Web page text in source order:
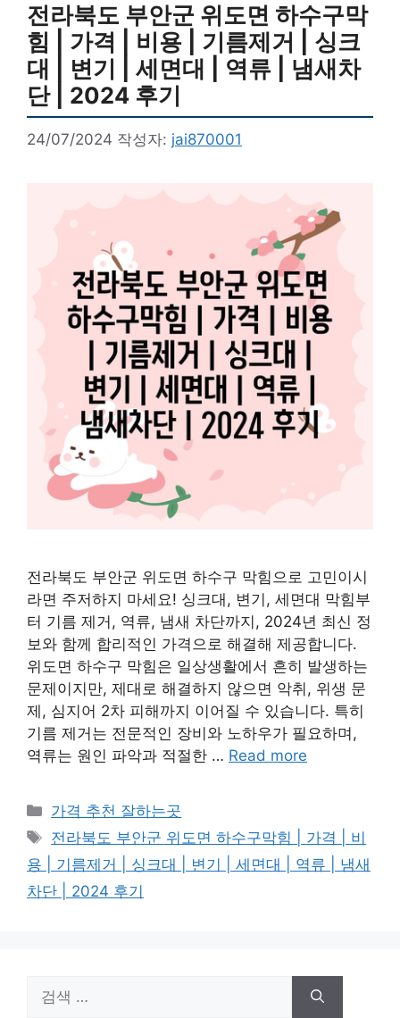
전라북도 부안군 위도면 하수구막
힘 | 가격 | 비용 | 기름제거 | 싱크
대 | 변기 | 세면대 | 역류 | 냄새차
단 | 2024 후기
24/07/2024 작성자: jai870001
전라북도 부안군 위도면 하수구 막힘으로 고민이시
라면 주저하지 마세요! 싱크대, 변기, 세면대 막힘부
터 기름 제거, 역류, 냄새 차단까지, 2024년 최신 정
보와 함께 합리적인 가격으로 해결해 제공합니다.
위도면 하수구 막힘은 일상생활에서 흔히 발생하는
문제이지만, 제대로 해결하지 않으면 악취, 위생 문
제, 심지어 2차 피해까지 이어질 수 있습니다. 특히
기름 제거는 전문적인 장비와 노하우가 필요하며,
역류는 원인 파악과 적절한 … Read more
카
테
리
가격 추천 잘하는곳
태
그
전라북도 부안군 위도면 하수구막힘 | 가격 | 비
용 | 기름제거 | 싱크대 | 변기 | 세면대 | 역류 | 냄새
차단 | 2024 후기
색: